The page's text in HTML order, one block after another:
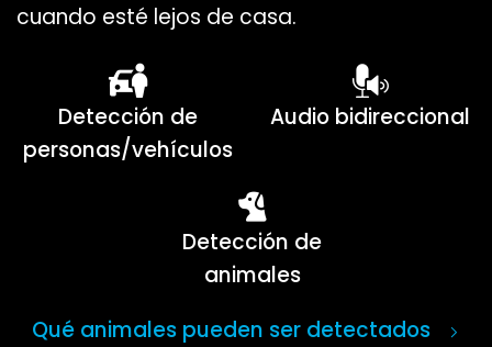
cuando esté lejos de casa.
Detección de
personas/vehículos
Audio bidireccional
Detección de
animales
Qué animales pueden ser detectados